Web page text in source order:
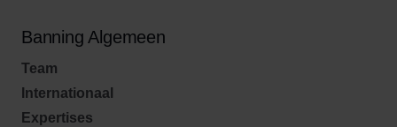
Banning Algemeen
Team
Internationaal
Expertises